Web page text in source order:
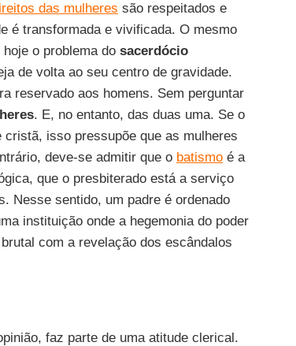
das mulheres são respeitados e
é transformada e vivificada. O mesmo
o problema do sacerdócio
de volta ao seu centro de gravidade.
reservado aos homens. Sem perguntar
. E, no entanto, das duas uma. Se o
isso pressupõe que as mulheres
deve-se admitir que o batismoé a
que o presbiterado está a serviço
Nesse sentido, um padre é ordenado
instituição onde a hegemonia do poder
com a revelação dos escândalos
faz parte de uma atitude clerical.